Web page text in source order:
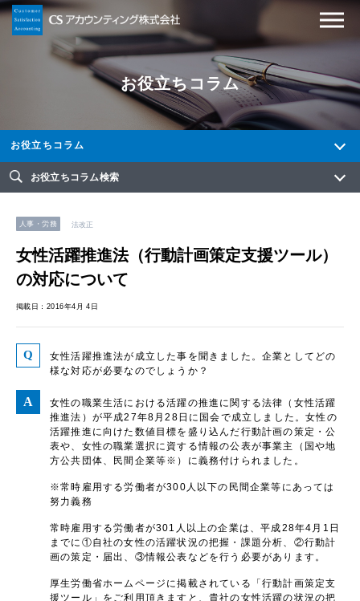
お役立ちコラム
お役立ちコラム
お役立ちコラム検索
人事・労務 法改正
女性活躍推進法（行動計画策定支援ツール）
の対応について
掲載日：2016年4月 4日
女性活躍推進法が成立した事を聞きました。企業としてどの
様な対応が必要なのでしょうか？
女性の職業生活における活躍の推進に関する法律（女性活躍
推進法）が平成27年8月28日に国会で成立しました。女性の
活躍推進に向けた数値目標を盛り込んだ行動計画の策定・公
表や、女性の職業選択に資する情報の公表が事業主（国や地
方公共団体、民間企業等※）に義務付けられました。
※常時雇用する労働者が300人以下の民間企業等にあっては
努力義務
常時雇用する労働者が301人以上の企業は、平成28年4月1日
までに①自社の女性の活躍状況の把握・課題分析、②行動計
画の策定・届出、③情報公表などを行う必要があります。
厚生労働省ホームページに掲載されている「行動計画策定支
援ツール」をご利用頂きますと、貴社の女性活躍の状況の把